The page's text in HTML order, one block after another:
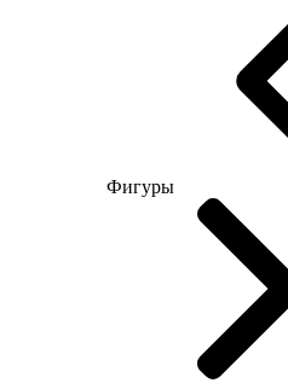
Фигуры